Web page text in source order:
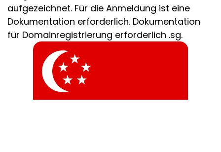
aufgezeichnet. Für die Anmeldung ist eine
Dokumentation erforderlich. Dokumentation
für Domainregistrierung erforderlich .sg.